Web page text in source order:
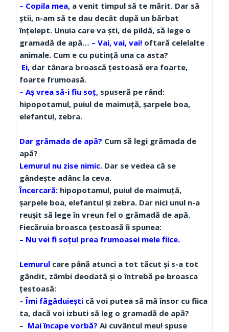
– Copila mea, a venit timpul să te mărit. Dar să
ştii, n-am să te dau decât după un bărbat
înţelept. Unuia care va şti, de pildă, să lege o
gramadă de apă… – Vai, vai, vai! oftară celelalte
animale. Cum e cu putinţă una ca asta?
Ei, dar tânara broască ţestoasă era foarte,
foarte frumoasă.
– Aş vrea să-i fiu soţ, spuseră pe rând:
hipopotamul, puiul de maimuţă, şarpele boa,
elefantul, zebra.
Dar grămada de apă? Cum să legi grămada de
apă?
Lemurul nu zise nimic. Dar se vedea că se
gândeşte adânc la ceva.
Încercară: hipopotamul, puiul de maimuţă,
şarpele boa, elefantul şi zebra. Dar nici unul n-a
reuşit să lege în vreun fel o grămadă de apă.
Fiecăruia broasca ţestoasă îi spunea:
– Nu vei fi soţul prea frumoasei mele fiice.
Lemurul care până atunci a tot tăcut şi s-a tot
gândit, zâmbi deodată şi o întrebă pe broasca
ţestoasă:
– Îmi făgăduieşti că voi putea să mă însor cu fiica
ta, dacă voi izbuti să leg o gramadă de apă?
– Mai încape vorbă? Ai cuvântul meu! spuse